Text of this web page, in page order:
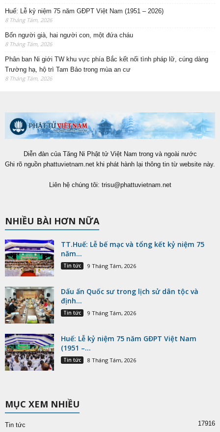
Huế: Lễ kỷ niệm 75 năm GĐPT Việt Nam (1951 – 2026)
8 Tháng Tám, 2026
Bốn người già, hai người con, một đứa cháu
8 Tháng Tám, 2026
Phân ban Ni giới TW khu vực phía Bắc kết nối tình pháp lữ, cúng dàng
Trường hạ, hộ trì Tam Bảo trong mùa an cư
8 Tháng Tám, 2026
Diễn đàn của Tăng Ni Phật tử Việt Nam trong và ngoài nước
Ghi rõ nguồn phattuvietnam.net khi phát hành lại thông tin từ website này.
Liên hệ chúng tôi: trisu@phattuvietnam.net
NHIỀU BÀI HƠN NỮA
TT.Huế: Lễ bế mạc và tổng kết kỷ niệm 75
năm...
Tin tức 9 Tháng Tám, 2026
Dấu ấn Quốc sư trong lịch sử dân tộc và
định...
Tin tức 9 Tháng Tám, 2026
Huế: Lễ kỷ niệm 75 năm GĐPT Việt Nam
(1951 –...
Tin tức 8 Tháng Tám, 2026
MỤC XEM NHIỀU
Tin tức 17916